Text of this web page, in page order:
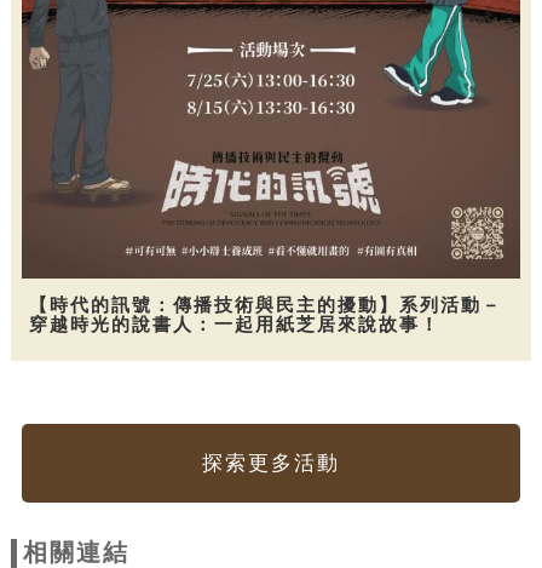
【時代的訊號：傳播技術與民主的擾動】系列活動－
穿越時光的說書人：一起用紙芝居來說故事！
探索更多活動
相關連結